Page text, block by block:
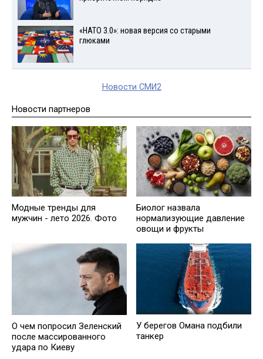
«НАТО 3.0»: новая версия со старыми
глюками
Новости СМИ2
Новости партнеров
Модные тренды для
мужчин - лето 2026. Фото
Биолог назвала
нормализующие давление
овощи и фрукты
О чем попросил Зеленский
после массированного
удара по Киеву
У берегов Омана подбили
танкер